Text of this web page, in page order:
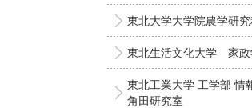
東北大学大学院農学研
東北生活文化大学 家政
東北工業大学 工学部 情
角田研究室